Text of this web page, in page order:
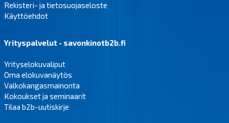
Rekisteri- ja tietosuojaseloste
Käyttöehdot
Yrityspalvelut - savonkinotb2b.fi
Yrityselokuvaliput
Oma elokuvanäytös
Valkokangasmainonta
Kokoukset ja seminaarit
Tilaa b2b-uutiskirje